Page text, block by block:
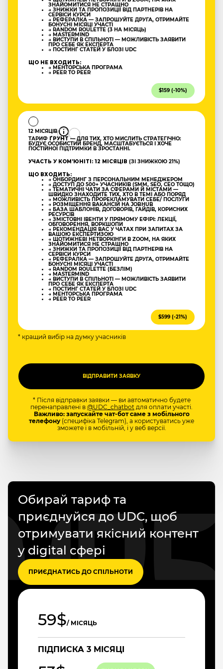
ЗНАЙОМИТИСЯ НЕ СТРАШНО
→ ЗНИЖКИ ТА ПРОПОЗИЦІЇ ВІД ПАРТНЕРІВ НА
СЕРВІСИ КУРСИ
→ РЕФЕРАЛКА — ЗАПРОШУЙТЕ ДРУГА, ОТРИМАЙТЕ
БОНУСНІ МІСЯЦІ УЧАСТІ
→ RANDOM ROULETTE (3 НА МІСЯЦЬ)
→ MASTERMIND
→ ВИСТУПИ В СПІЛЬНОТІ — МОЖЛИВІСТЬ ЗАЯВИТИ
ПРО СЕБЕ ЯК ЕКСПЕРТА
→ ПОСТИНГ СТАТЕЙ У БЛОЗІ UDC
ЩО НЕ ВХОДИТЬ:
→ МЕНТОРСЬКА ПРОГРАМА
→ PEER TO PEER
$159 (-10%)
12 МІСЯЦІВ
ТАРИФ ҐРУНТ — ДЛЯ ТИХ, ХТО МИСЛИТЬ СТРАТЕГІЧНО:
БУДУЄ ОСОБИСТИЙ БРЕНД, МАСШТАБУЄТЬСЯ І ХОЧЕ
ПОСТІЙНОЇ ПІДТРИМКИ В ЗРОСТАННІ.
УЧАСТЬ У КОМʼЮНІТІ: 12 МІСЯЦІВ (ЗІ ЗНИЖКОЮ 21%)
ЩО ВХОДИТЬ:
→ ОНБОРДИНГ З ПЕРСОНАЛЬНИМ МЕНЕДЖЕРОМ
→ ДОСТУП ДО 500+ УЧАСНИКІВ (SMM, SEO, CEO ТОЩО)
→ ТЕМАТИЧНІ ЧАТИ ЗА СФЕРАМИ Й МІСТАМИ —
ШВИДКО ЗНАХОДИТЕ ТИХ, ХТО В ТЕМІ АБО ПОРЯД
→ МОЖЛИВІСТЬ ПРОРЕКЛАМУВАТИ СЕБЕ/ ПОСЛУГИ
→ РОЗМІЩЕННЯ ВАКАНСІЙ НА JOBHUB
→ БАЗА ШАБЛОНІВ, ДОГОВОРІВ, ГАЙДІВ, КОРИСНИХ
РЕСУРСІВ
→ ЗМІСТОВНІ ІВЕНТИ У ПРЯМОМУ ЕФІРІ: ЛЕКЦІЇ,
ОБГОВОРЕННЯ, ВОРКШОПИ
→ РЕКОМЕНДАЦІЯ ВАС У ЧАТАХ ПРИ ЗАПИТАХ ЗА
ВАШОЮ ЕКСПЕРТИЗОЮ
→ ЩОТИЖНЕВІ НЕТВОРКІНГИ В ZOOM, НА ЯКИХ
ЗНАЙОМИТИСЯ НЕ СТРАШНО
→ ЗНИЖКИ ТА ПРОПОЗИЦІЇ ВІД ПАРТНЕРІВ НА
СЕРВІСИ КУРСИ
→ РЕФЕРАЛКА — ЗАПРОШУЙТЕ ДРУГА, ОТРИМАЙТЕ
БОНУСНІ МІСЯЦІ УЧАСТІ
→ RANDOM ROULETTE (БЕЗЛІМ)
→ MASTERMIND
→ ВИСТУПИ В СПІЛЬНОТІ — МОЖЛИВІСТЬ ЗАЯВИТИ
ПРО СЕБЕ ЯК ЕКСПЕРТА
→ ПОСТИНГ СТАТЕЙ У БЛОЗІ UDC
→ МЕНТОРСЬКА ПРОГРАМА
→ PEER TO PEER
$599 (-21%)
* кращий вибір на думку учасників
* Після відправки заявки — ви автоматично будете
перенаправлені в @UDC_chatbot для оплати участі.
Важливо: запускайте чат-бот саме з мобільного
телефону(специфіка Telegram), а користуватись уже
зможете і в мобільній, і у веб версії.
Обирай тариф та
приєднуйся до UDC, щоб
отримувати якісний контент
у digital сфері
ПРИЄДНАТИСЬ ДО СПІЛЬНОТИ
59$/ МІСЯЦЬ
ПІДПИСКА 3 МІСЯЦІ